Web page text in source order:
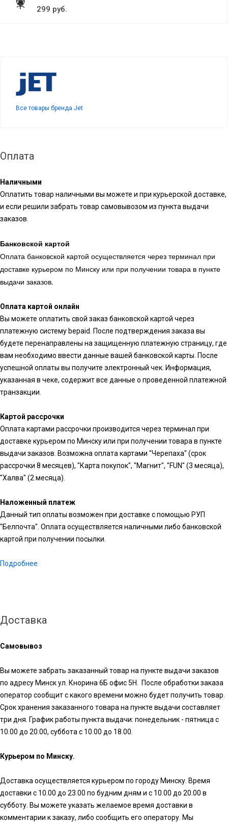
299 руб.
Все товары бренда Jet
Оплата
Наличными
Оплатить товар наличными вы можете и при курьерской доставке,
и если решили забрать товар самовывозом из пункта выдачи
заказов.
Банковской картой
Оплата банковской картой осуществляется через терминал при
доставке курьером по Минску или при получении товара в пункте
выдачи заказов.
Оплата картой онлайн
Вы можете оплатить свой заказ банковской картой через
платежную систему bepaid. После подтверждения заказа вы
будете перенаправлены на защищенную платежную страницу, где
вам необходимо ввести данные вашей банковской карты. После
успешной оплаты вы получите электронный чек. Информация,
указанная в чеке, содержит все данные о проведенной платежной
транзакции.
Картой рассрочки
Оплата картами рассрочки производится через терминал при
доставке курьером по Минску или при получении товара в пункте
выдачи заказов. Возможна оплата картами "Черепаха" (срок
рассрочки 8 месяцев), "Карта покупок", "Магнит", "FUN" (3 месяца),
"Халва" (2 месяца).
Наложенный платеж
Данный тип оплаты возможен при доставке с помощью РУП
"Белпочта". Оплата осуществляется наличными либо банковской
картой при получении посылки.
Подробнее
Доставка
Самовывоз
Вы можете забрать заказанный товар на пункте выдачи заказов
по адресу Минск ул. Кнорина 6Б офис 5Н. После обработки заказа
оператор сообщит с какого времени можно будет получить товар.
Срок хранения заказанного товара на пункте выдачи составляет
три дня. График работы пункта выдачи: понедельник - пятница с
10.00 до 20.00, суббота с 10.00 до 18.00.
Курьером по Минску.
Доставка осуществляется курьером по городу Минску. Время
доставки с 10.00 до 23.00 по будним дням и с 10.00 до 20.00 в
субботу. Вы можете указать желаемое время доставки в
комментарии к заказу, либо сообщить его оператору. Мы